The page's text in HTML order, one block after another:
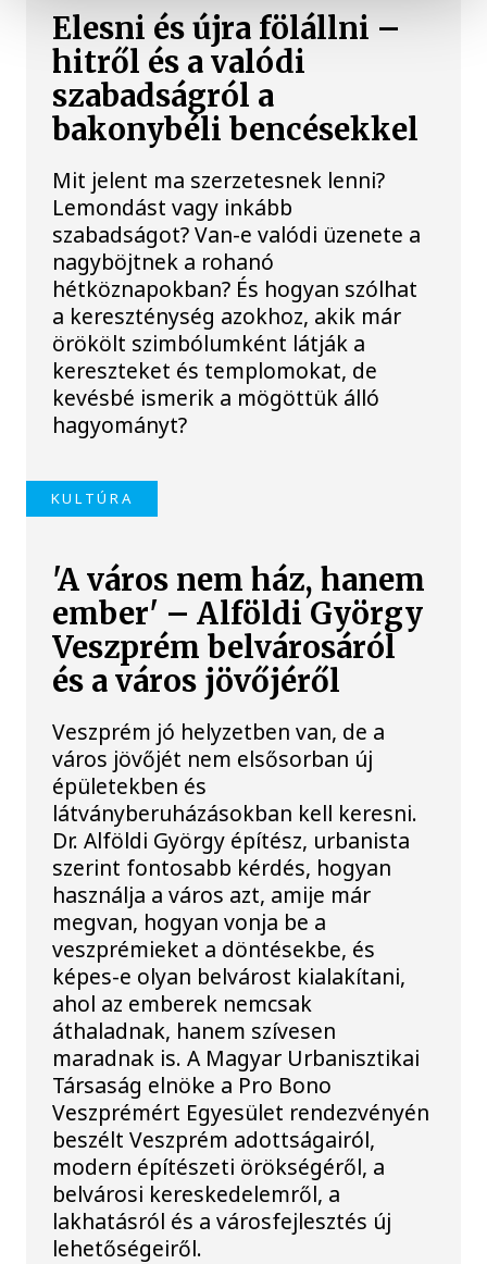
Elesni és újra fölállni –
hitről és a valódi
szabadságról a
bakonybéli bencésekkel
Mit jelent ma szerzetesnek lenni?
Lemondást vagy inkább
szabadságot? Van-e valódi üzenete a
nagyböjtnek a rohanó
hétköznapokban? És hogyan szólhat
a kereszténység azokhoz, akik már
örökölt szimbólumként látják a
kereszteket és templomokat, de
kevésbé ismerik a mögöttük álló
hagyományt?
KULTÚRA
'A város nem ház, hanem
ember' – Alföldi György
Veszprém belvárosáról
és a város jövőjéről
Veszprém jó helyzetben van, de a
város jövőjét nem elsősorban új
épületekben és
látványberuházásokban kell keresni.
Dr. Alföldi György építész, urbanista
szerint fontosabb kérdés, hogyan
használja a város azt, amije már
megvan, hogyan vonja be a
veszprémieket a döntésekbe, és
képes-e olyan belvárost kialakítani,
ahol az emberek nemcsak
áthaladnak, hanem szívesen
maradnak is. A Magyar Urbanisztikai
Társaság elnöke a Pro Bono
Veszprémért Egyesület rendezvényén
beszélt Veszprém adottságairól,
modern építészeti örökségéről, a
belvárosi kereskedelemről, a
lakhatásról és a városfejlesztés új
lehetőségeiről.